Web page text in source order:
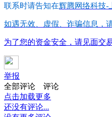
联系时请告知在辉腾网络科技-
如遇无效、虚假、诈骗信息，
为了您的资金安全，请见面交
举报
全部评论
评论
点击加载更多
还没有评论...